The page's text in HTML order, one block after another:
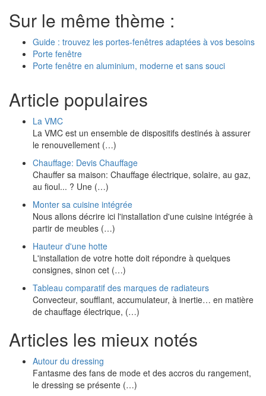
Sur le même thème :
Guide : trouvez les portes-fenêtres adaptées à vos besoins
Porte fenêtre
Porte fenêtre en aluminium, moderne et sans souci
Article populaires
La VMC
La VMC est un ensemble de dispositifs destinés à assurer
le renouvellement (…)
Chauffage: Devis Chauffage
Chauffer sa maison: Chauffage électrique, solaire, au gaz,
au fioul... ? Une (…)
Monter sa cuisine intégrée
Nous allons décrire ici l'installation d'une cuisine intégrée à
partir de meubles (…)
Hauteur d'une hotte
L'installation de votre hotte doit répondre à quelques
consignes, sinon cet (…)
Tableau comparatif des marques de radiateurs
Convecteur, soufflant, accumulateur, à inertie… en matière
de chauffage électrique, (…)
Articles les mieux notés
Autour du dressing
Fantasme des fans de mode et des accros du rangement,
le dressing se présente (…)